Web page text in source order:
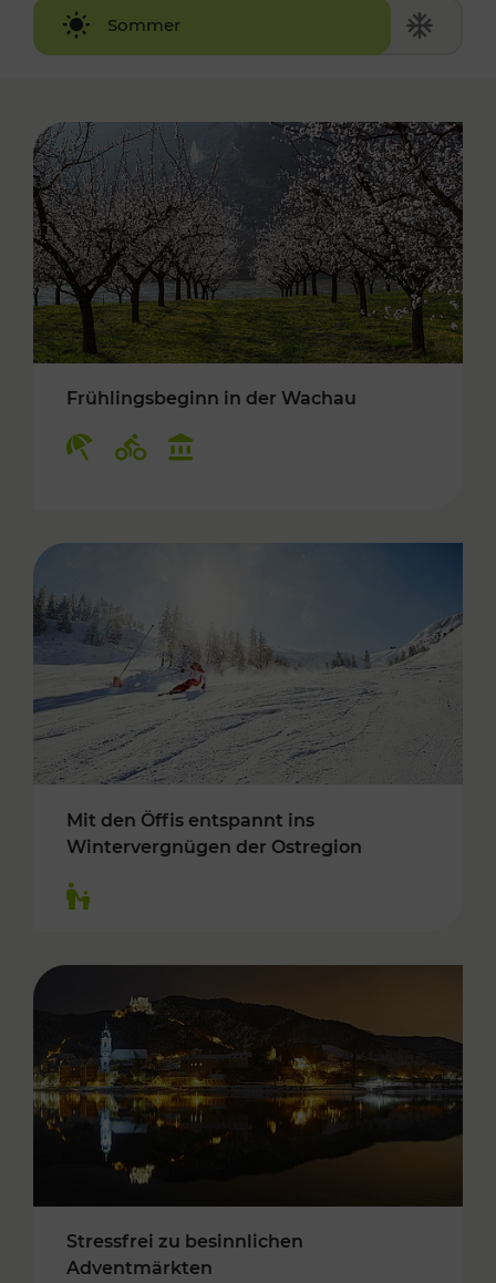
Sommer
Winter
Frühlingsbeginn in der Wachau
Mit den Öffis entspannt ins
Wintervergnügen der Ostregion
Stressfrei zu besinnlichen
Adventmärkten